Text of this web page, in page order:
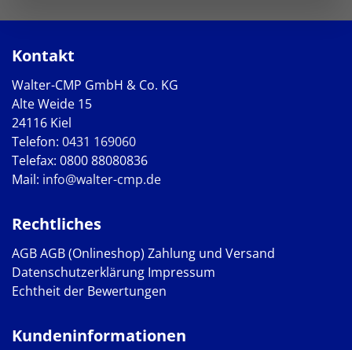
Kontakt
Walter-CMP GmbH & Co. KG
Alte Weide 15
24116 Kiel
Telefon: 0431 169060
Telefax: 0800 88080836
Mail: info@walter-cmp.de
Rechtliches
AGBAGB (Onlineshop) Zahlung und Versand
Datenschutzerklärung Impressum
Echtheit der Bewertungen
Kundeninformationen